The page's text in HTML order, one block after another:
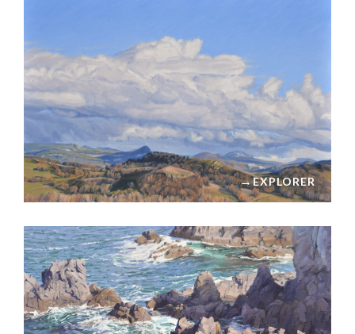
→EXPLORER